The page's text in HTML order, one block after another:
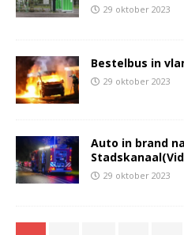
29 oktober 2023
Bestelbus in
29 oktober 2023
Auto in brand
29 oktober 2023